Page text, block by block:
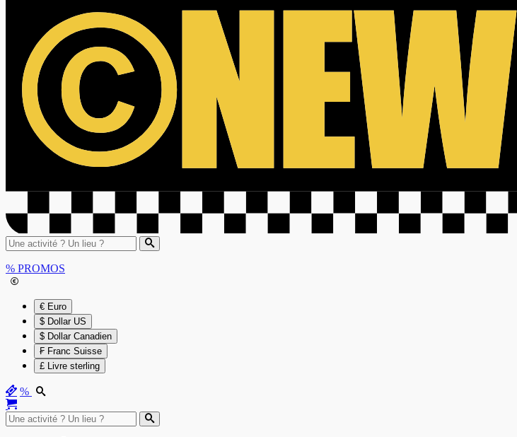
% PROMOS
€ Euro
$ Dollar US
$ Dollar Canadien
₣ Franc Suisse
£ Livre sterling
%